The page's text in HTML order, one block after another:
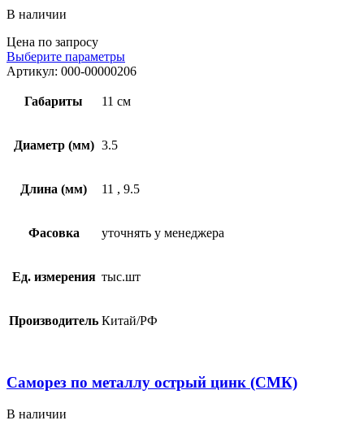
В наличии
Цена по запросу
Выберите параметры
Артикул: 000-00000206
Габариты 11 см
Диаметр (мм) 3.5
Длина (мм) 11 , 9.5
Фасовка уточнять у менеджера
Ед. измерения тыс.шт
Производитель Китай/РФ
Саморез по металлу острый цинк (СМК)
В наличии